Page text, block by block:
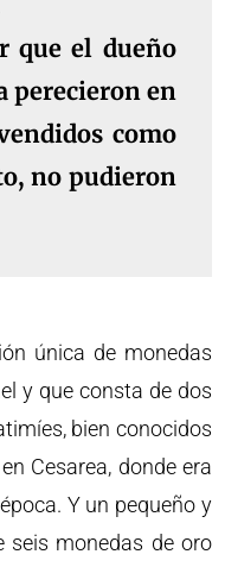
que el dueño
perecieron en
como
no pudieron
única de monedas
y que consta de dos
bien conocidos
Cesarea, donde era
Y un pequeño y
seis monedas de oro